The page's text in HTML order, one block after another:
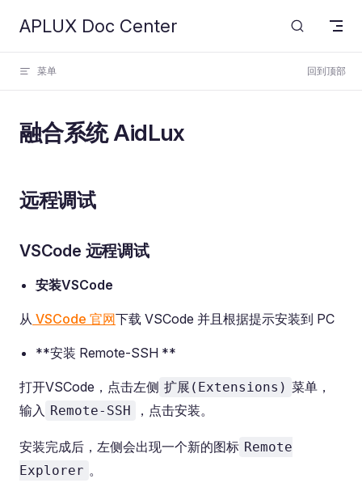
Skip to content
APLUX Doc Center
菜单 回到顶部
融合系统 AidLux
远程调试
VSCode 远程调试
安装VSCode
从 VSCode 官网下载 VSCode 并且根据提示安装到 PC
**安装 Remote-SSH **
打开VSCode，点击左侧 扩展(Extensions) 菜单，
输入 Remote-SSH ，点击安装。
安装完成后，左侧会出现一个新的图标 Remote
Explorer 。